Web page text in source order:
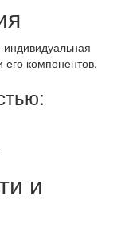
компонентов.
и